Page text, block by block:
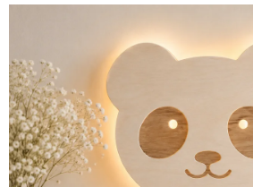
z
5
hvězdiček.